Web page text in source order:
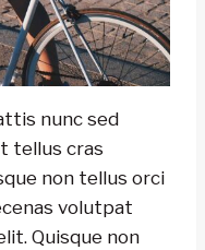
nunc sed
tellus cras
non tellus orci
volutpat
Quisque non